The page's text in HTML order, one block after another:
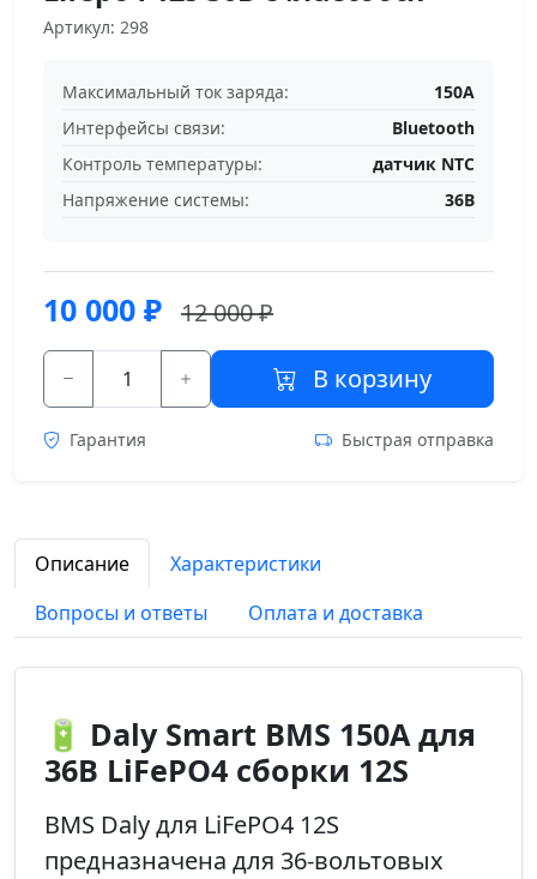
Артикул: 298
Максимальный ток заряда:
150А
Интерфейсы связи:
Bluetooth
Контроль температуры:
датчик NTC
Напряжение системы:
36В
10 000 ₽ 12 000 ₽
В корзину
Гарантия Быстрая отправка
Описание
Характеристики
Вопросы и ответы
Оплата и доставка
🔋 Daly Smart BMS 150A для
36В LiFePO4 сборки 12S
BMS Daly для LiFePO4 12S
предназначена для 36-вольтовых